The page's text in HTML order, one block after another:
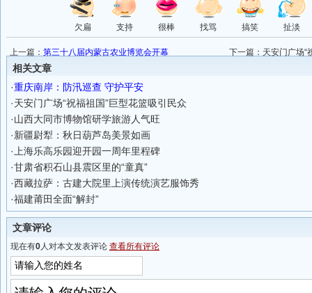
欠扁 支持 很棒 找骂 搞笑 扯淡
上一篇： 第三十八届内蒙古农业博览会开幕 下一篇： 天安门广场“
相关文章
·重庆南岸：防汛巡查 守护平安
·天安门广场“祝福祖国”巨型花篮吸引民众
·山西大同市博物馆研学旅游人气旺
·新疆尉犁：秋日葫芦岛美景如画
· 上海乐高乐园迎开园一周年里程碑
·甘肃省积石山县震区里的“童真”
·西藏拉萨：古建大院里上演传统演艺服饰秀
·福建莆田全面“解封”
文章评论
现在有0人对本文发表评论 查看所有评论